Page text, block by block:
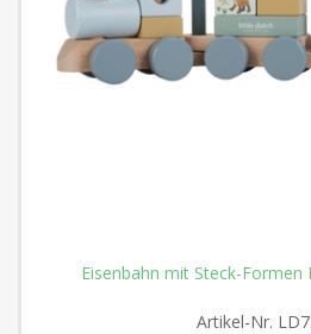
Eisenbahn mit Steck-Formen
Artikel-Nr.